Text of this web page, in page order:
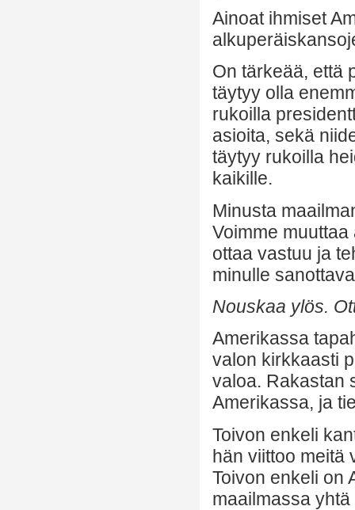
Ainoat ihmiset
On tärkeää, että
täytyy olla
rukoilla
asioita, sekä
täytyy rukoilla
kaikille.
Minusta
Voimme
ottaa vastuu ja
minulle
Nouskaa ylös.
Amerikassa
valon kirkkaasti
valoa. Rakastan
Amerikassa, ja
Toivon enkeli
hän viittoo meitä
Toivon enkeli on
maailmassa yhtä